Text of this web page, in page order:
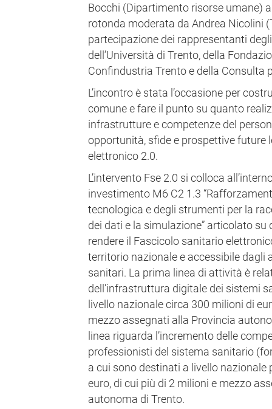
Bocchi (Dipartimento risorse umane)
rotonda moderata da Andrea Nicolini
partecipazione dei rappresentanti
dell’Università di Trento, della
Confindustria Trento e della Consulta
L’incontro è stata l’occasione per
comune e fare il punto su quanto
infrastrutture e competenze del
opportunità, sfide e prospettive future
elettronico 2.0.
L’intervento Fse 2.0 si colloca
investimento M6 C2 1.3
tecnologica e degli strumenti per la
dei dati e la simulazione” articolato su
rendere il Fascicolo sanitario
territorio nazionale e accessibile dagli
sanitari. La prima linea di attività è
dell’infrastruttura digitale dei sistemi
livello nazionale circa 300 milioni di
mezzo assegnati alla Provincia
linea riguarda l’incremento delle
professionisti del sistema sanitario
a cui sono destinati a livello nazionale
euro, di cui più di 2 milioni e mezzo
autonoma di Trento.